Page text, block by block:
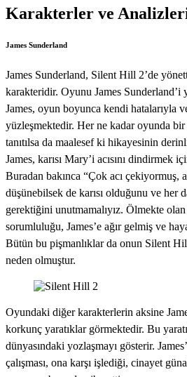
Karakterler ve
James Sunderland
James Sunderland, Silent Hill 2’de
karakteridir. Oyunu James Sunderland’i
James, oyun boyunca kendi hatalarıyla
yüzleşmektedir. Her ne kadar oyunda
tanıtılsa da maalesef ki hikayesinin
James, karısı Mary’i acısını dindirmek
Buradan bakınca “Çok acı çekiyormuş,
düşünebilsek de karısı olduğunu ve her
gerektiğini unutmamalıyız. Ölmekte olan
sorumluluğu, James’e ağır gelmiş ve
Bütün bu pişmanlıklar da onun Silent
neden olmuştur.
Oyundaki diğer karakterlerin aksine
korkunç yaratıklar görmektedir. Bu
dünyasındaki yozlaşmayı gösterir.
çalışması, ona karşı işlediği, cinayet